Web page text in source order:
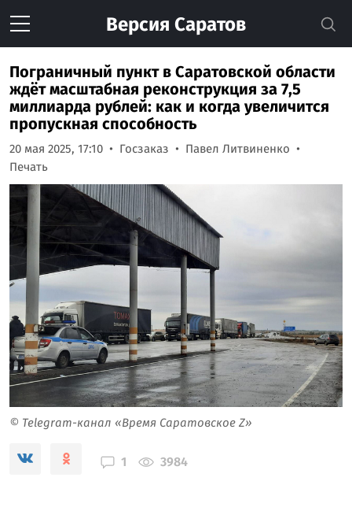
Версия Саратов
Пограничный пункт в Саратовской области
ждёт масштабная реконструкция за 7,5
миллиарда рублей: как и когда увеличится
пропускная способность
20 мая 2025, 17:10 Госзаказ
Павел Литвиненко
Печать
© Telegram-канал «Время Саратовское Z»
1 3984